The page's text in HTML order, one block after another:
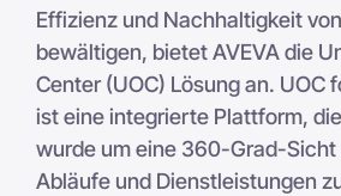
Effizienz und Nachhaltigkeit
bewältigen, bietet AVEVA die
Center (UOC) Lösung an. UOC
ist eine integrierte Plattform,
wurde um eine 360-Grad-
Abläufe und Dienstleistungen